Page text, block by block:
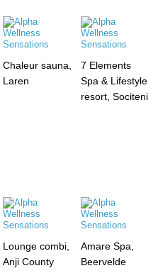
Chaleur sauna,
Laren
7 Elements
Spa & Lifestyle
resort, Sociteni
Lounge combi,
Anji County
Amare Spa,
Beervelde